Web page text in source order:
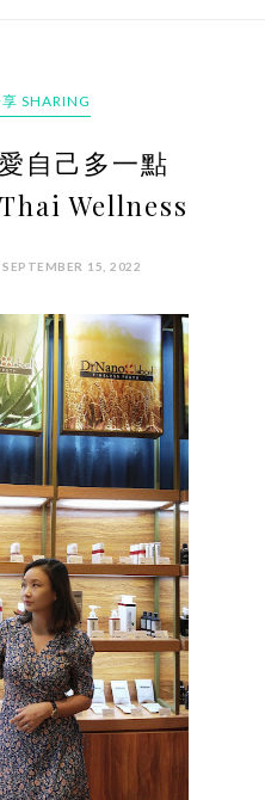
SHARING
自己多一點
Wellness
15, 2022